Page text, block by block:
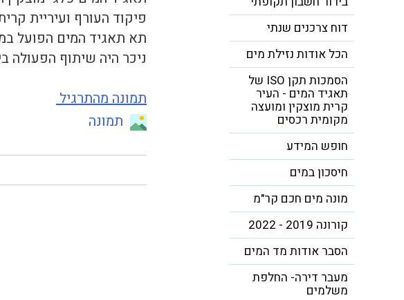
דוח צרכנים שנתי
הכל אודות נזילת מים
הסמכות תקן ISO של
תאגיד המים - העיר
קרית מוצקין ומועצה
מקומית רכסים
חופש המידע
חיסכון במים
מונה מים חכם קר"מ
קורונה 2019 - 2022
הסבר אודות מד המים
מעבר דירה- החלפת
משלמים
פיקוד העורף ועיריית
תא תאגיד המים הפועל
ניכר היה שיתוף הפעולה
תמונה מהתרגיל
תמונה